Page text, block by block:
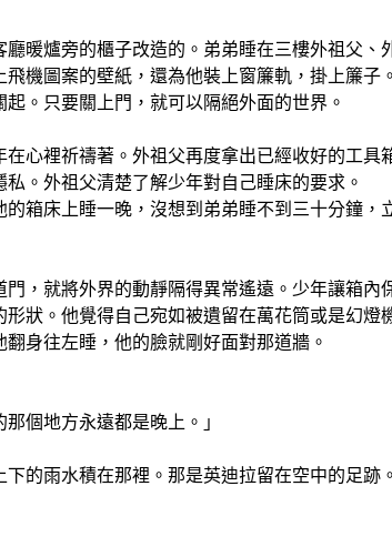
暖爐旁的櫃子改造的。弟弟睡在三樓外祖父、
機圖案的壁紙，還為他裝上窗簾軌，掛上簾
。只要關上門，就可以隔絕外面的世界。
心裡祈禱著。外祖父再度拿出已經收好的工
。外祖父清楚了解少年對自己睡床的要求。
箱床上睡一晚，沒想到弟弟睡不到三十分鐘，
，就將外界的動靜隔得異常遙遠。少年讓箱內
狀。他覺得自己宛如被遺留在萬花筒或是幻燈
身往左睡，他的臉就剛好面對那道牆。
個地方永遠都是晚上。」
的雨水積在那裡。那是英迪拉留在空中的足